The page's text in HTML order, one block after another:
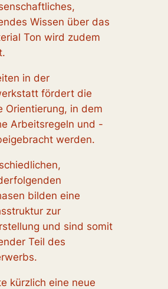
Wissen über das
Ton wird zudem
in der
fördert die
Orientierung, in dem
Arbeitsregeln und -
werden.
bilden eine
zur
und sind somit
Teil des
kürzlich eine neue